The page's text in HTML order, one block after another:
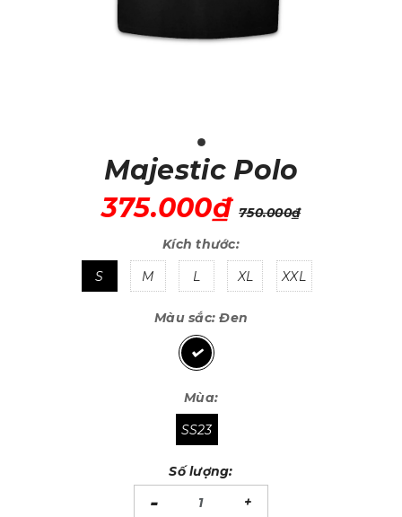
Majestic Polo
375.000₫ 750.000₫
Kích thước:
S
M L XL XXL
Màu sắc:Đen
Mùa:
SS23
Số lượng:
+
-